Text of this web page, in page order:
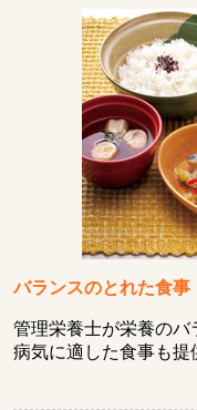
バランスのとれた食事
管理栄養士が栄養のバ
病気に適した食事も提